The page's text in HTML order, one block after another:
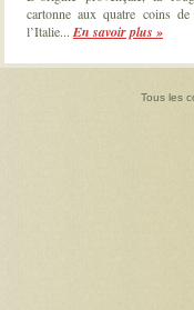
cartonne aux quatre coins de
l’Italie... En savoir plus »
Tous les